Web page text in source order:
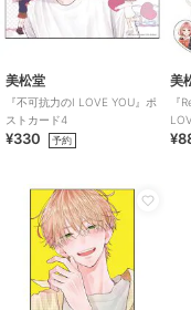
美松堂
『不可抗力のI LOVE YOU』ポ
ストカード4
¥330 予約
美
『
リ